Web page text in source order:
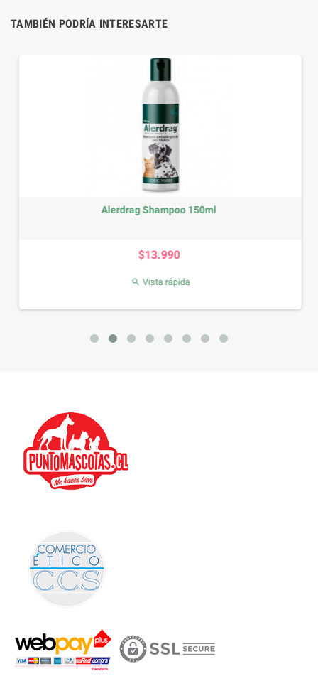
TAMBIÉN PODRÍA INTERESARTE
Alerdrag Shampoo 150ml
$13.990
Vista rápida